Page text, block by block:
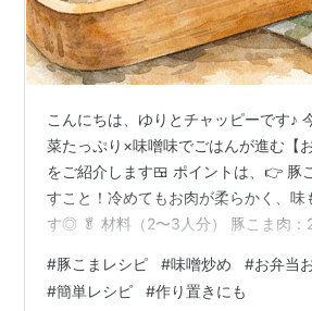
こんにちは、ゆりとチャッピーです♪
菜たっぷり×味噌味でごはんが進む【
をご紹介します🍱 ポイントは、👉 豚
すこと！冷めてもお肉が柔らかく、味
す◎ 🥬 材料（2〜3人分） 豚こま肉：
1/2〜1個（薄切り） 下ごしらえ 片栗
じ1弱 調味料 味噌：大さじ1.5 砂糖：
#豚こまレシピ #味噌炒め #お弁当
#簡単レシピ #作り置きにも